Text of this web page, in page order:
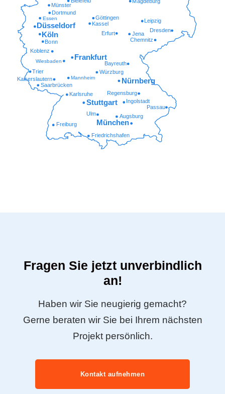
Friedrichshafen
Freiburg
Augsburg
Ulm
Passau
Ingolstadt
Regensburg
Karlsruhe
Saarbrücken
Kaiserslautern Mannheim
Würzburg
Trier
Wiesbaden Bayreuth
Koblenz
Chemnitz
Bonn
Erfurt Jena
Dresden
Kassel
Göttingen
Essen
Dortmund
Münster
München
Stuttgart
Nürnberg
Frankfurt
Köln
Düsseldorf
Leipzig
Fragen Sie jetzt unverbindlich
an!
Haben wir Sie neugierig gemacht?
Gerne beraten wir Sie bei Ihrem nächsten
Projekt persönlich.
Kontakt aufnehmen